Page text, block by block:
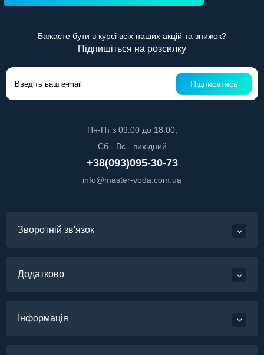
Бажаєте бути в курсі всіх наших акцій та знижок?
Підпишіться на розсилку
Підписатись
Пн-Пт з 09:00 до 18:00,
Сб - Вс - вихідний
+38(093)095-30-73
info@master-voda.com.ua
Зворотній зв'язок
Додатково
Інформація